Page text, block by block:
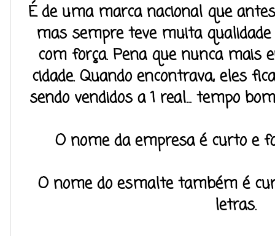
É de uma marca nacional que
mas sempre teve muita
com força. Pena que nunca mais
cidade. Quando encontrava, eles
sendo vendidos a 1 real... tempo
O nome da empresa é curto e
O nome do esmalte também é
letras.